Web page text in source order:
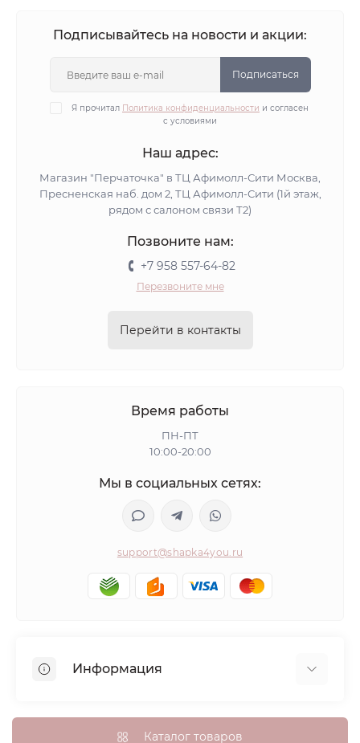
Подписывайтесь на новости и акции:
Подписаться
Я прочитал Политика конфиденциальности и согласен
с условиями
Наш адрес:
Магазин "Перчаточка" в ТЦ Афимолл-Сити Москва,
Пресненская наб. дом 2, ТЦ Афимолл-Сити (1й этаж,
рядом с салоном связи Т2)
Позвоните нам:
+7 958 557-64-82
Перезвоните мне
Перейти в контакты
Время работы
ПН-ПТ
10:00-20:00
Мы в социальных сетях:
support@shapka4you.ru
Информация
Доставка, оплата и бонусные баллы
Каталог товаров